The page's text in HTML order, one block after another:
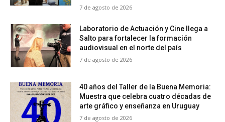
7 de agosto de 2026
Laboratorio de Actuación y Cine llega a
Salto para fortalecer la formación
audiovisual en el norte del país
7 de agosto de 2026
40 años del Taller de la Buena Memoria:
Muestra que celebra cuatro décadas de
arte gráfico y enseñanza en Uruguay
7 de agosto de 2026